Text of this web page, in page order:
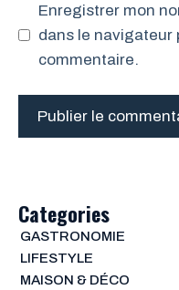
Enregistrer mon
dans le navigateur
commentaire.
Categories
GASTRONOMIE
LIFESTYLE
MAISON & DÉCO